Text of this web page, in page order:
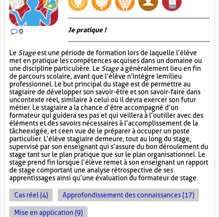
0 Je pratique !
Le Stageest une période de formation lors de laquelle l’élève
met en pratique les compétences acquises dans un domaine ou
une discipline particulière. Le Stagea généralement lieu en fin
de parcours scolaire, avant que l’élève n'intègre le milieu
professionnel. Le but principal du stage est de permettre au
stagiaire de développer son savoir-être et son savoir-faire dans
un contexte réel, similaire à celui où il devra exercer son futur
métier. Le stagiaire a la chance d’être accompagné d’un
formateur qui guidera ses pas et qui veillera à l’outiller avec des
éléments et des savoirs nécessaires à l’accomplissement de la
tâche exigée, et ce en vue de le préparer à occuper un poste
particulier. L’élève stagiaire demeure, tout au long du stage,
supervisé par son enseignant qui s’assure du bon déroulement du
stage tant sur le plan pratique que sur le plan organisationnel. Le
stage prend fin lorsque l’élève remet à son enseignant un rapport
de stage comportant une analyse rétrospective de ses
apprentissages ainsi qu’une évaluation du formateur de stage.
Cas réel (4) Approfondissement des connaissances (17)
Mise en application (9)